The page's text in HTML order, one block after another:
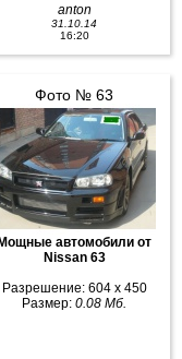
anton
31.10.14
16:20
Фото № 63
Мощные автомобили от
Nissan 63
Разрешение: 604 x 450
Размер: 0.08 Мб.